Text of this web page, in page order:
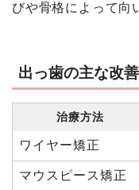
びや骨格によって向
出っ歯の主な改
治療方法
ワイヤー矯正
マウスピース矯正